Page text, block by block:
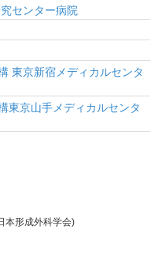
センター病院
東京新宿メディカルセンタ
東京山手メディカルセンタ
本形成外科学会)